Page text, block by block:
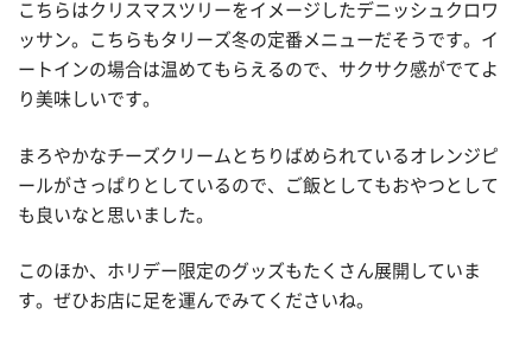
こちらはクリスマスツリーをイメージしたデニッシュクロワ
ッサン。こちらもタリーズ冬の定番メニューだそうです。イ
ートインの場合は温めてもらえるので、サクサク感がでてよ
り美味しいです。
まろやかなチーズクリームとちりばめられているオレンジピ
ールがさっぱりとしているので、ご飯としてもおやつとして
も良いなと思いました。
このほか、ホリデー限定のグッズもたくさん展開していま
す。ぜひお店に足を運んでみてくださいね。